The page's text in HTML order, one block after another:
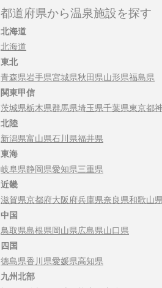
都道府県から温泉施設を探す
北海道
北海道
東北
青森県岩手県宮城県秋田県山形県福島県
関東甲信
茨城県栃木県群馬県埼玉県千葉県東京都
北陸
新潟県富山県石川県福井県
東海
岐阜県静岡県愛知県三重県
近畿
滋賀県京都府大阪府兵庫県奈良県和歌山県
中国
鳥取県島根県岡山県広島県山口県
四国
徳島県香川県愛媛県高知県
九州北部